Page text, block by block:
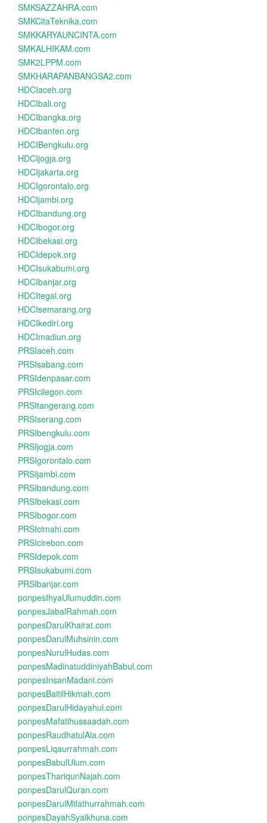
SMKSAZZAHRA.com
SMKCitaTeknika.com
SMKKARYAUNCINTA.com
SMKALHIKAM.com
SMK2LPPM.com
SMKHARAPANBANGSA2.com
HDCIaceh.org
HDCIbali.org
HDCIbangka.org
HDCIbanten.org
HDCIBengkulu.org
HDCIjogja.org
HDCIjakarta.org
HDCIgorontalo.org
HDCIjambi.org
HDCIbandung.org
HDCIbogor.org
HDCIbekasi.org
HDCIdepok.org
HDCIsukabumi.org
HDCIbanjar.org
HDCItegal.org
HDCIsemarang.org
HDCIkediri.org
HDCImadiun.org
PRSIaceh.com
PRSIsabang.com
PRSIdenpasar.com
PRSIcilegon.com
PRSItangerang.com
PRSIserang.com
PRSIbengkulu.com
PRSIjogja.com
PRSIgorontalo.com
PRSIjambi.com
PRSIbandung.com
PRSIbekasi.com
PRSIbogor.com
PRSIcimahi.com
PRSIcirebon.com
PRSIdepok.com
PRSIsukabumi.com
PRSIbanjar.com
ponpesIhyaUlumuddin.com
ponpesJabalRahmah.com
ponpesDarulKhairat.com
ponpesDarulMuhsinin.com
ponpesNurulHudas.com
ponpesMadinatuddiniyahBabul.com
ponpesInsanMadani.com
ponpesBaitilHikmah.com
ponpesDarulHidayahul.com
ponpesMafatihussaadah.com
ponpesRaudhatulAla.com
ponpesLiqaurrahmah.com
ponpesBabulUlum.com
ponpesThariqunNajah.com
ponpesDarulQuran.com
ponpesDarulMifathurrahmah.com
ponpesDayahSyaikhuna.com